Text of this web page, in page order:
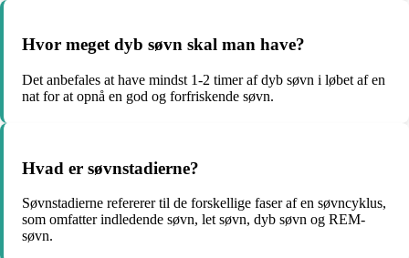
Hvor meget dyb søvn skal man have?
Det anbefales at have mindst 1-2 timer af dyb søvn i løbet af en
nat for at opnå en god og forfriskende søvn.
Hvad er søvnstadierne?
Søvnstadierne refererer til de forskellige faser af en søvncyklus,
som omfatter indledende søvn, let søvn, dyb søvn og REM-
søvn.